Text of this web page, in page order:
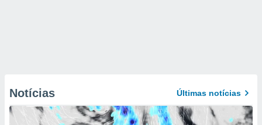
Notícias Últimas notícias